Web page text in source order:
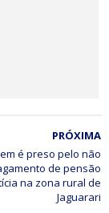
seguem
PRÓXIMA
é preso pelo não
de pensão
na zona rural de
Jaguarari